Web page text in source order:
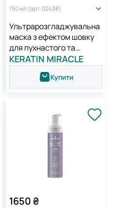
150 мл (арт. 02438)
Ультрарозгладжувальна
маска з ефектом шовку
для пухнастого та
неслухняного волосся /
Medavita Keratin Miracle
Sleek Hair Mask
KERATIN MIRACLE
Купити
1650₴